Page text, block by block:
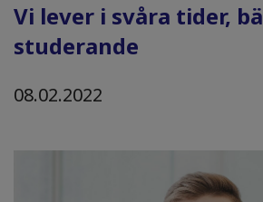
Vi lever i svåra tider,
studerande
08.02.2022